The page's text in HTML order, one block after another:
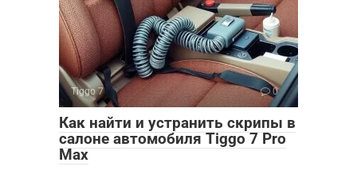
Tiggo 7 0
Как найти и устранить скрипы в
салоне автомобиля Tiggo 7 Pro
Max